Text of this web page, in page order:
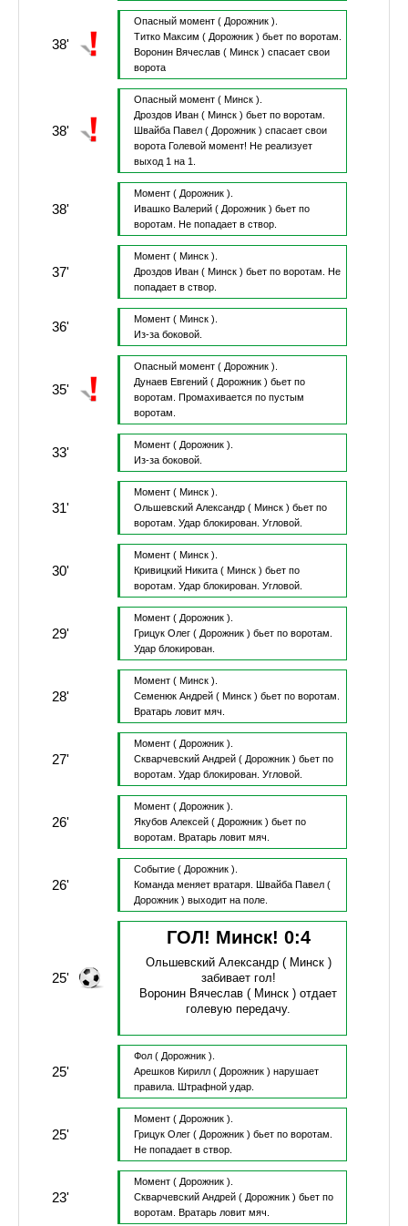
38'
Опасный момент ( Дорожник ).
Титко Максим ( Дорожник ) бьет по воротам.
Воронин Вячеслав( Минск ) спасает свои
ворота
38'
Опасный момент ( Минск ).
Дроздов Иван( Минск ) бьет по воротам.
Швайба Павел( Дорожник ) спасает свои
ворота Голевой момент! Не реализует
выход 1 на 1.
38'
Момент ( Дорожник ).
Ивашко Валерий( Дорожник ) бьет по
воротам.
Не попадает в створ.
37'
Момент ( Минск ).
Дроздов Иван( Минск ) бьет по воротам.
Не
попадает в створ.
36' Момент ( Минск ).
Из-за боковой.
35'
Опасный момент ( Дорожник ).
Дунаев Евгений( Дорожник ) бьет по
воротам.
Промахивается по пустым
воротам.
33' Момент ( Дорожник ).
Из-за боковой.
31'
Момент ( Минск ).
Ольшевский Александр( Минск ) бьет по
воротам. Удар блокирован. Угловой.
30'
Момент ( Минск ).
Кривицкий Никита( Минск ) бьет по
воротам. Удар блокирован. Угловой.
29'
Момент ( Дорожник ).
Грицук Олег( Дорожник ) бьет по воротам.
Удар блокирован.
28'
Момент ( Минск ).
Семенюк Андрей( Минск ) бьет по воротам.
Вратарь ловит мяч.
27'
Момент ( Дорожник ).
Скварчевский Андрей( Дорожник ) бьет по
воротам. Удар блокирован. Угловой.
26'
Момент ( Дорожник ).
Якубов Алексей( Дорожник ) бьет по
воротам.
Вратарь ловит мяч.
26'
Событие ( Дорожник ).
Команда меняет вратаря.
Швайба Павел(
Дорожник ) выходит на поле.
25'
ГОЛ! Минск! 0:4
Ольшевский Александр( Минск )
забивает гол!
Воронин Вячеслав ( Минск )отдает
голевую передачу.
25'
Фол ( Дорожник ).
Арешков Кирилл( Дорожник ) нарушает
правила.
Штрафной удар.
25'
Момент ( Дорожник ).
Грицук Олег( Дорожник ) бьет по воротам.
Не попадает в створ.
23'
Момент ( Дорожник ).
Скварчевский Андрей( Дорожник ) бьет по
воротам.
Вратарь ловит мяч.